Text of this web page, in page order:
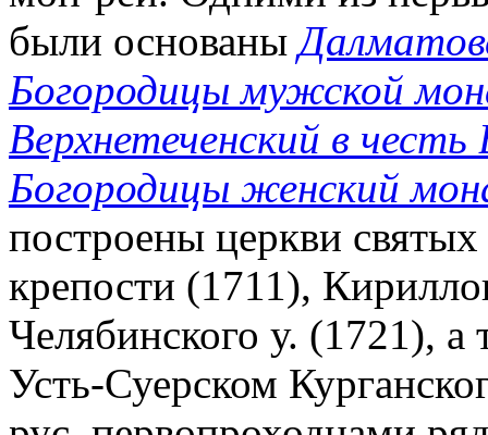
были основаны
Богородицы мужской
Верхнетеченский в
Богородицы женский
построены церкви
крепости (1711),
Челябинского у. (1721), а
Усть-Суерском